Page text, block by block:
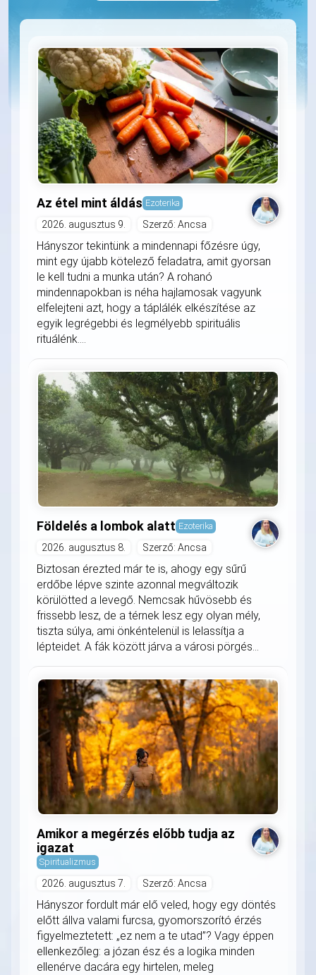
Az étel mint áldás Ezoterika
2026. augusztus 9. Szerző: Ancsa
Hányszor tekintünk a mindennapi főzésre úgy,
mint egy újabb kötelező feladatra, amit gyorsan
le kell tudni a munka után? A rohanó
mindennapokban is néha hajlamosak vagyunk
elfelejteni azt, hogy a táplálék elkészítése az
egyik legrégebbi és legmélyebb spirituális
rituálénk....
Földelés a lombok alatt Ezoterika
2026. augusztus 8. Szerző: Ancsa
Biztosan érezted már te is, ahogy egy sűrű
erdőbe lépve szinte azonnal megváltozik
körülötted a levegő. Nemcsak hűvösebb és
frissebb lesz, de a térnek lesz egy olyan mély,
tiszta súlya, ami önkéntelenül is lelassítja a
lépteidet. A fák között járva a városi pörgés...
Amikor a megérzés előbb tudja az
igazat
Spiritualizmus
2026. augusztus 7. Szerző: Ancsa
Hányszor fordult már elő veled, hogy egy döntés
előtt állva valami furcsa, gyomorszorító érzés
figyelmeztetett: „ez nem a te utad”? Vagy éppen
ellenkezőleg: a józan ész és a logika minden
ellenérve dacára egy hirtelen, meleg